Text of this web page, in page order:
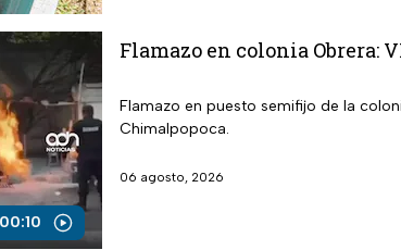
00:10
Flamazo en colonia Obrera:
Flamazo en puesto semifijo de la
Chimalpopoca.
06 agosto, 2026